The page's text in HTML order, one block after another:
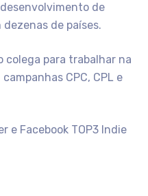
de
dezenas de países.
colega para trabalhar na
CPC, CPL e
e Facebook TOP3 Indie